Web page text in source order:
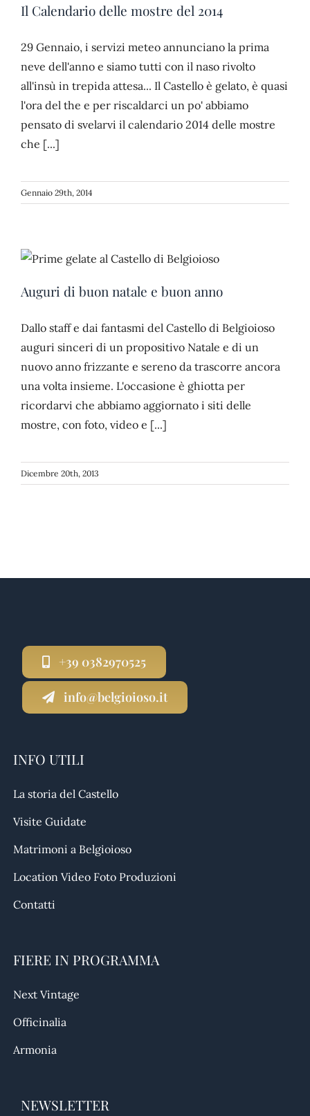
Il Calendario delle mostre del 2014
29 Gennaio, i servizi meteo annunciano la prima
neve dell'anno e siamo tutti con il naso rivolto
all'insù in trepida attesa... Il Castello è gelato, è quasi
l'ora del the e per riscaldarci un po' abbiamo
pensato di svelarvi il calendario 2014 delle mostre
che [...]
Gennaio 29th, 2014
Auguri di buon natale e buon anno
Dallo staff e dai fantasmi del Castello di Belgioioso
auguri sinceri di un propositivo Natale e di un
nuovo anno frizzante e sereno da trascorre ancora
una volta insieme. L'occasione è ghiotta per
ricordarvi che abbiamo aggiornato i siti delle
mostre, con foto, video e [...]
Dicembre 20th, 2013
+39 0382970525
info@belgioioso.it
INFO UTILI
La storia del Castello
Visite Guidate
Matrimoni a Belgioioso
Location Video Foto Produzioni
Contatti
FIERE IN PROGRAMMA
Next Vintage
Officinalia
Armonia
NEWSLETTER